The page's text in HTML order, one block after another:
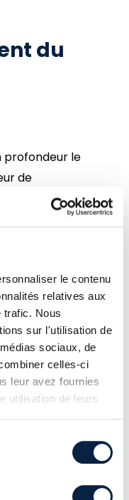
le contenu
relatives aux
trafic. Nous
sur l'utilisation de
sociaux, de
celles-ci
leur avez fournies
utilisation de leurs
du
profondeur le
de
dans la
un
qui retourne
capteur
il est
besoins